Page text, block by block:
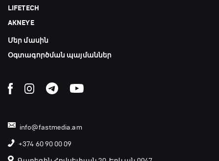
LIFETECH
AKNEYE
Մեր մասին
Օգտագործման պայմաններ
info@fastmedia.am
+374 60 90 00 09